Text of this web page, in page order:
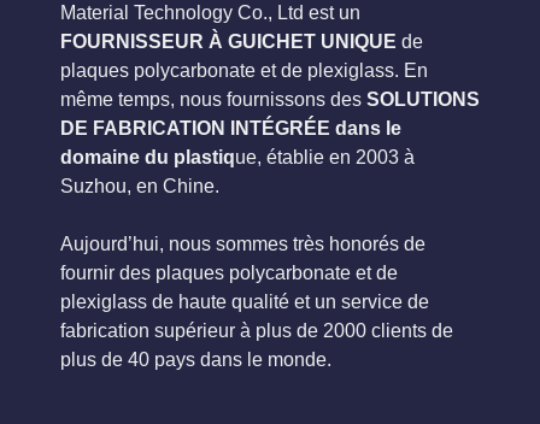
Material Technology Co., Ltd est un
FOURNISSEUR À GUICHET UNIQUE de
plaques polycarbonate et de plexiglass. En
même temps, nous fournissons des SOLUTIONS
DE FABRICATION INTÉGRÉE dans le
domaine du plastique, établie en 2003 à
Suzhou, en Chine.
Aujourd’hui, nous sommes très honorés de
fournir des plaques polycarbonate et de
plexiglass de haute qualité et un service de
fabrication supérieur à plus de 2000 clients de
plus de 40 pays dans le monde.